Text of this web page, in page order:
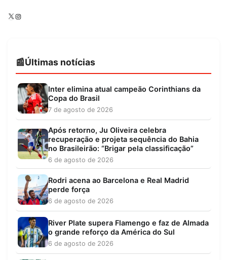
X Instagram
Últimas notícias
Inter elimina atual campeão Corinthians da
Copa do Brasil
7 de agosto de 2026
Após retorno, Ju Oliveira celebra
recuperação e projeta sequência do Bahia
no Brasileirão: “Brigar pela classificação”
6 de agosto de 2026
Rodri acena ao Barcelona e Real Madrid
perde força
6 de agosto de 2026
River Plate supera Flamengo e faz de Almada
o grande reforço da América do Sul
6 de agosto de 2026